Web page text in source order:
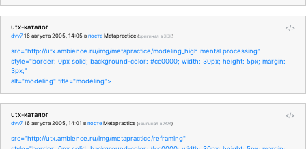
</>
utx-каталог
dvv7 16 августа 2005, 14:05 в посте Metapractice (оригинал в ЖЖ)
src="http://utx.ambience.ru/img/metapractice/modeling_high mental processing"
style="border: 0px solid; background-color: #cc0000; width: 30px; height: 5px; margin:
3px;"
alt="modeling" title="modeling">
</>
utx-каталог
dvv7 16 августа 2005, 14:01 в посте Metapractice (оригинал в ЖЖ)
src="http://utx.ambience.ru/img/metapractice/reframing"